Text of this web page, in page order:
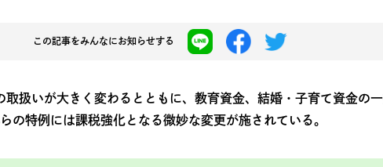
この記事をみんなにお知らせする
扱いが大きく変わるとともに、教育資金、結婚・子育て資金の
の特例には課税強化となる微妙な変更が施されている。